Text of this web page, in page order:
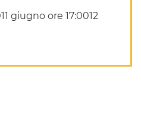
giugno ore 17:0012